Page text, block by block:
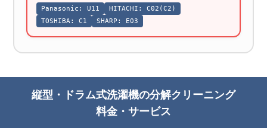
Panasonic: U11
HITACHI: C02(C2)
TOSHIBA: C1
SHARP: E03
縦型・ドラム式洗濯機の分解クリーニング
料金・サービス